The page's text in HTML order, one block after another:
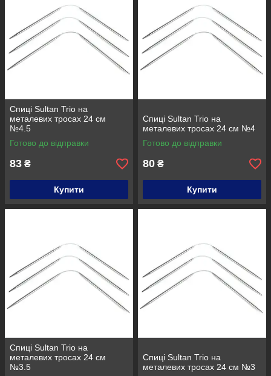
Спиці Sultan Trio на
металевих тросах 24 см
№4.5
Готово до відправки
83 ₴
Купити
Спиці Sultan Trio на
металевих тросах 24 см №4
Готово до відправки
80 ₴
Купити
Спиці Sultan Trio на
металевих тросах 24 см
№3.5
Спиці Sultan Trio на
металевих тросах 24 см №3